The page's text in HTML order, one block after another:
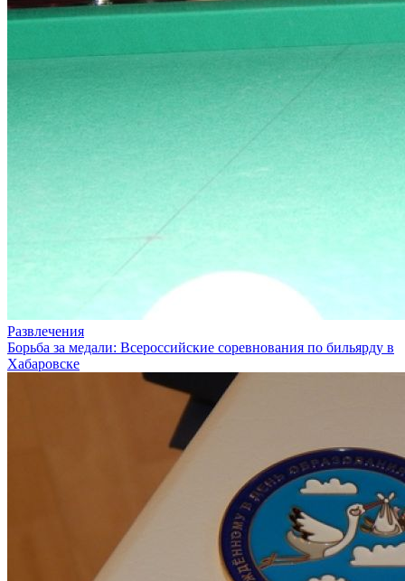
Развлечения
Борьба за медали: Всероссийские соревнования по бильярду в
Хабаровске